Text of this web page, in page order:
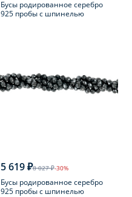
Бусы родированное серебро
925 пробы с шпинелью
5 619 ₽8 027 ₽-30%
Бусы родированное серебро
925 пробы с шпинелью